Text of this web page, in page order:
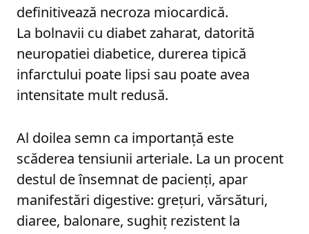
definitivează necroza miocardică.
La bolnavii cu diabet zaharat, datorită
neuropatiei diabetice, durerea tipică
infarctului poate lipsi sau poate avea
intensitate mult redusă.
Al doilea semn ca importanţă este
scăderea tensiunii arteriale. La un procent
destul de însemnat de pacienţi, apar
manifestări digestive: greţuri, vărsături,
diaree, balonare, sughiţ rezistent la